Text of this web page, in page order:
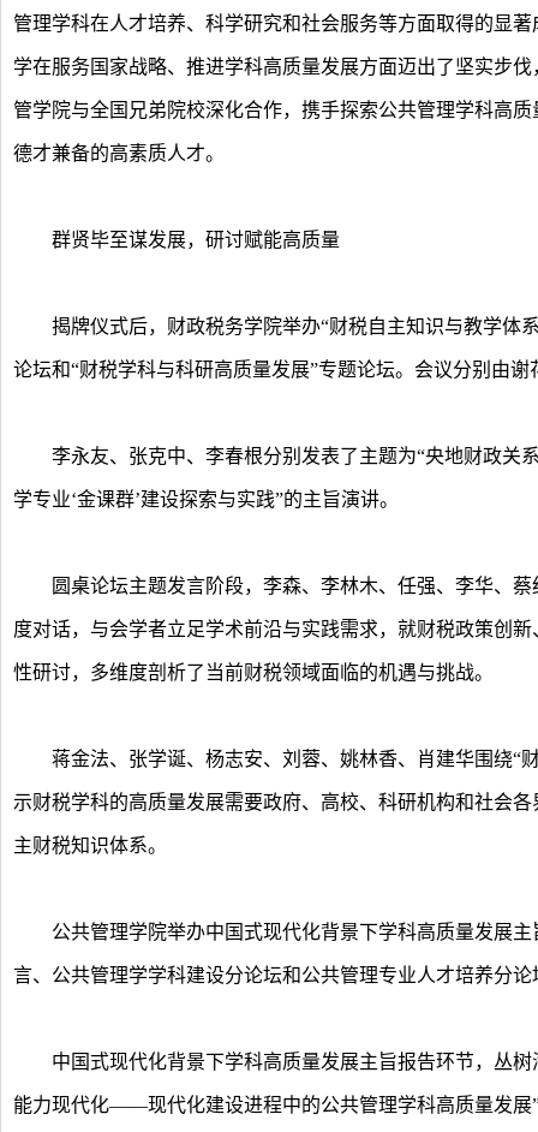
管理学科在人才培养、科学研究和社会服务等方面取得的显
学在服务国家战略、推进学科高质量发展方面迈出了坚实步
管学院与全国兄弟院校深化合作，携手探索公共管理学科高
德才兼备的高素质人才。
群贤毕至谋发展，研讨赋能高质量
揭牌仪式后，财政税务学院举办“财税自主知识与教学体
论坛和“财税学科与科研高质量发展”专题论坛。会议分别由
李永友、张克中、李春根分别发表了主题为“央地财政关系
学专业‘金课群’建设探索与实践”的主旨演讲。
圆桌论坛主题发言阶段，李森、李林木、任强、李华、蔡
度对话，与会学者立足学术前沿与实践需求，就财税政策创
性研讨，多维度剖析了当前财税领域面临的机遇与挑战。
蒋金法、张学诞、杨志安、刘蓉、姚林香、肖建华围绕“
示财税学科的高质量发展需要政府、高校、科研机构和社会
主财税知识体系。
公共管理学院举办中国式现代化背景下学科高质量发展主
言、公共管理学学科建设分论坛和公共管理专业人才培养分
中国式现代化背景下学科高质量发展主旨报告环节，丛树
能力现代化——现代化建设进程中的公共管理学科高质量发展